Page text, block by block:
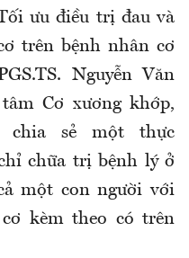
ưu điều trị đau và
trên bệnh nhân cơ
Nguyễn Văn
Cơ xương khớp,
chia sẻ một thực
chữa trị bệnh lý ở
một con người với
kèm theo có trên